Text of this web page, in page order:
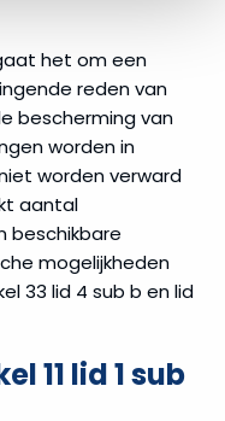
het om een
reden van
bescherming van
worden in
worden verward
aantal
beschikbare
mogelijkheden
33 lid 4 sub b en lid
11 lid 1 sub